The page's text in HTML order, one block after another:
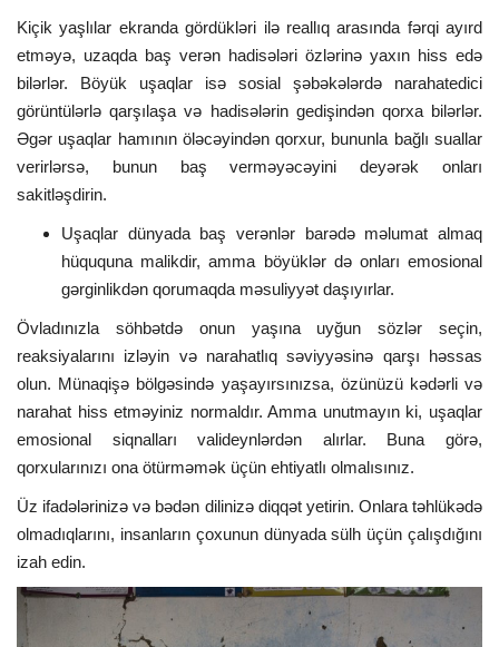
Kiçik yaşlılar ekranda gördükləri ilə reallıq arasında fərqi ayırd
etməyə, uzaqda baş verən hadisələri özlərinə yaxın hiss edə
bilərlər. Böyük uşaqlar isə sosial şəbəkələrdə narahatedici
görüntülərlə qarşılaşa və hadisələrin gedişindən qorxa bilərlər.
Əgər uşaqlar hamının öləcəyindən qorxur, bununla bağlı suallar
verirlərsə, bunun baş verməyəcəyini deyərək onları
sakitləşdirin.
Uşaqlar dünyada baş verənlər barədə məlumat almaq
hüququna malikdir, amma böyüklər də onları emosional
gərginlikdən qorumaqda məsuliyyət daşıyırlar.
Övladınızla söhbətdə onun yaşına uyğun sözlər seçin,
reaksiyalarını izləyin və narahatlıq səviyyəsinə qarşı həssas
olun. Münaqişə bölgəsində yaşayırsınızsa, özünüzü kədərli və
narahat hiss etməyiniz normaldır. Amma unutmayın ki, uşaqlar
emosional siqnalları valideynlərdən alırlar. Buna görə,
qorxularınızı ona ötürməmək üçün ehtiyatlı olmalısınız.
Üz ifadələrinizə və bədən dilinizə diqqət yetirin. Onlara təhlükədə
olmadıqlarını, insanların çoxunun dünyada sülh üçün çalışdığını
izah edin.